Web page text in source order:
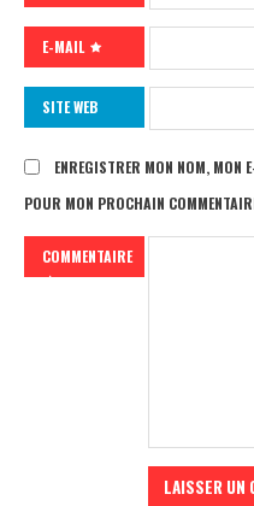
E-MAIL
SITE WEB
ENREGISTRER MON NOM, MON
POUR MON PROCHAIN
COMMENTAIRE